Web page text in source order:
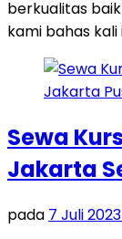
berkualitas
kami bahas
Sewa
Jakarta
pada 7 Juli 2023